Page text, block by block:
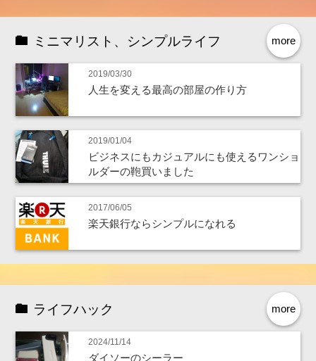
more
ミニマリスト、シンプルライフ
2019/03/30
人生を変える最高の部屋の作り方
2019/01/04
ビジネスにもカジュアルにも使えるワンショ
ルダーの鞄買いました
2017/06/05
楽天銀行ならシンプルになれる
more
ライフハック
2024/11/14
ダイソーのシーラー